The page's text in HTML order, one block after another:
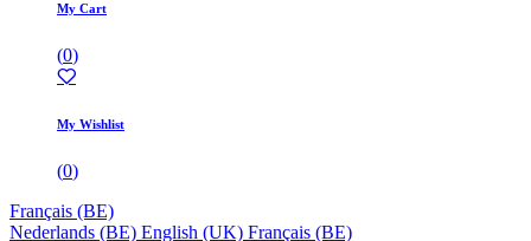
My Cart
(0)
My Wishlist
(0)
Français (BE)
Nederlands (BE) English (UK) Français (BE)